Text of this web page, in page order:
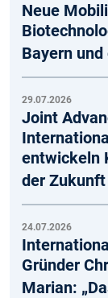
Neue
Bayern
29.07.2026
Joint
entwickeln
der Zukunft
24.07.2026
Gründer
Marian: